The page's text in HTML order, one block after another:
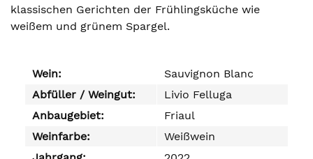
klassischen Gerichten der Frühlingsküche wie
weißem und grünem Spargel.
Wein:
Sauvignon Blanc
Abfüller / Weingut:
Livio Felluga
Anbaugebiet:
Friaul
Weinfarbe:
Weißwein